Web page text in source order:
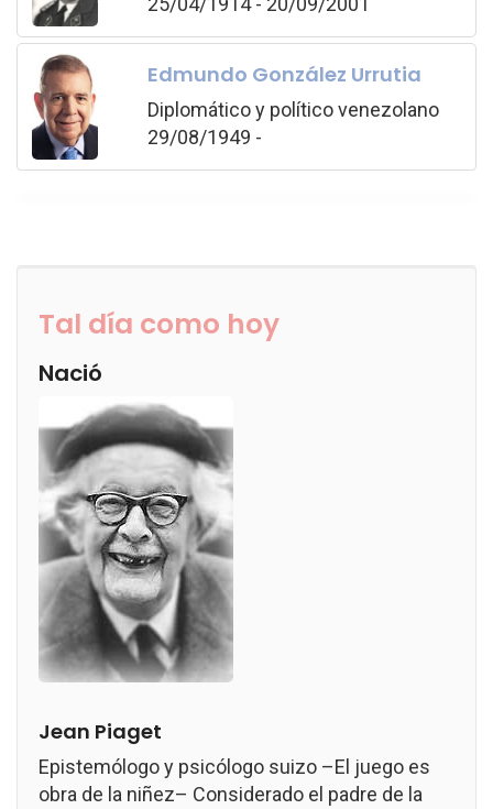
Edmundo González Urrutia
Diplomático y político venezolano
29/08/1949 -
Tal día como hoy
Nació
Jean Piaget
Epistemólogo y psicólogo suizo –El juego es
obra de la niñez– Considerado el padre de la